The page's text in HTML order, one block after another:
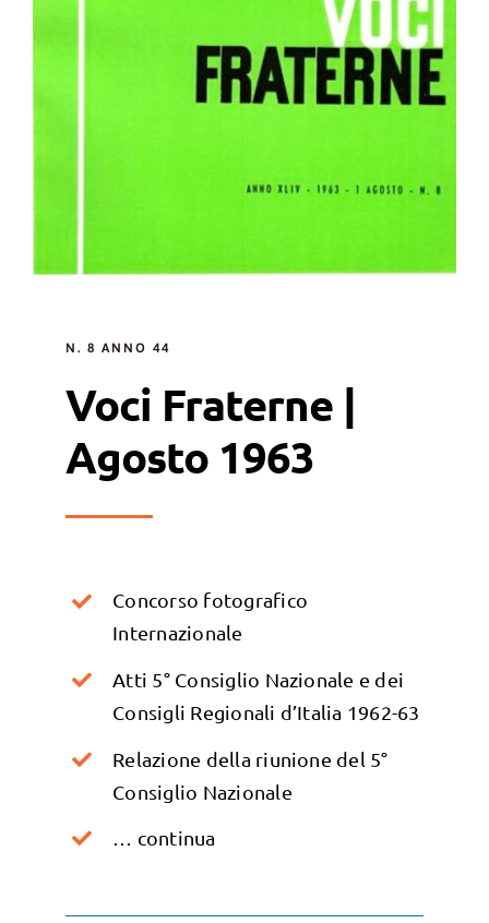
N. 8 ANNO 44
Voci Fraterne |
Agosto 1963
Concorso fotografico
Internazionale
Atti 5° Consiglio Nazionale e dei
Consigli Regionali d’Italia 1962-63
Relazione della riunione del 5°
Consiglio Nazionale
… continua